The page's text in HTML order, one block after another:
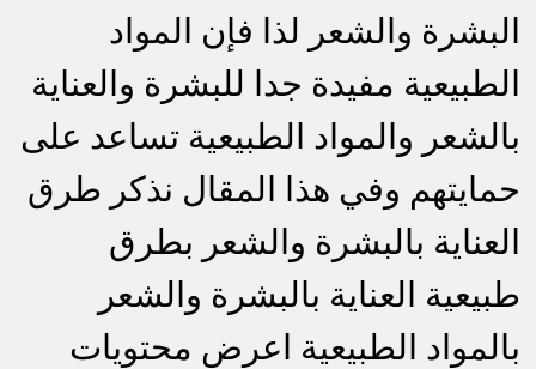
البشرة والشعر لذا فإن المواد
الطبيعية مفيدة جدا للبشرة والعناية
بالشعر والمواد الطبيعية تساعد على
حمايتهم وفي هذا المقال نذكر طرق
العناية بالبشرة والشعر بطرق
طبيعية العناية بالبشرة والشعر
بالمواد الطبيعية اعرض محتويات